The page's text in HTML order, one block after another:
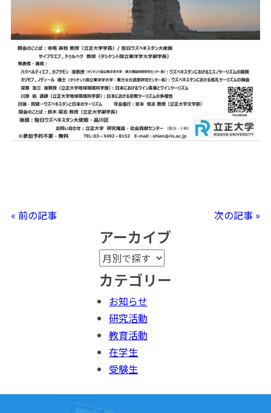
« 前の記事 次の記事 »
アーカイブ
カテゴリー
お知らせ
研究活動
教育活動
在学生
受験生